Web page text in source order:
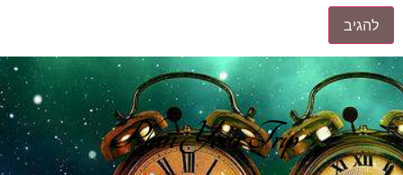
Plan Your Trip